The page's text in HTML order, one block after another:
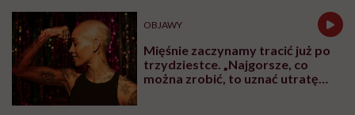
OBJAWY
Mięśnie zaczynamy tracić już po
trzydziestce. „Najgorsze, co
można zrobić, to uznać utratę